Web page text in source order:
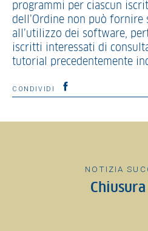
programmi per ciascun
dell’Ordine non può fornire
all’utilizzo dei software,
iscritti interessati di
tutorial precedentemente
CONDIVIDI
NOTIZIA